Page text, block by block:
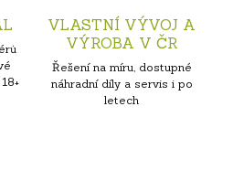
VLASTNÍ VÝVOJ A
VÝROBA V ČR
Řešení na míru, dostupné
náhradní díly a servis i po
letech